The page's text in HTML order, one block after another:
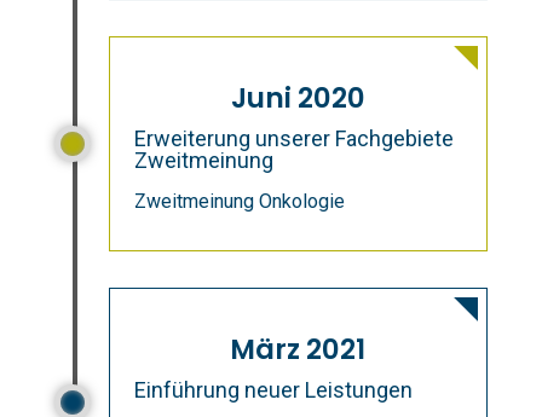
Juni 2020
Erweiterung unserer Fachgebiete
Zweitmeinung
Zweitmeinung Onkologie
März 2021
Einführung neuer Leistungen